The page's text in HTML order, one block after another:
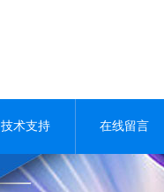
技术支持 在线留言